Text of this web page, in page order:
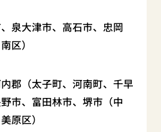
泉大津市、高石市、忠岡
区）
郡（太子町、河南町、千早
市、富田林市、堺市（中
原区）